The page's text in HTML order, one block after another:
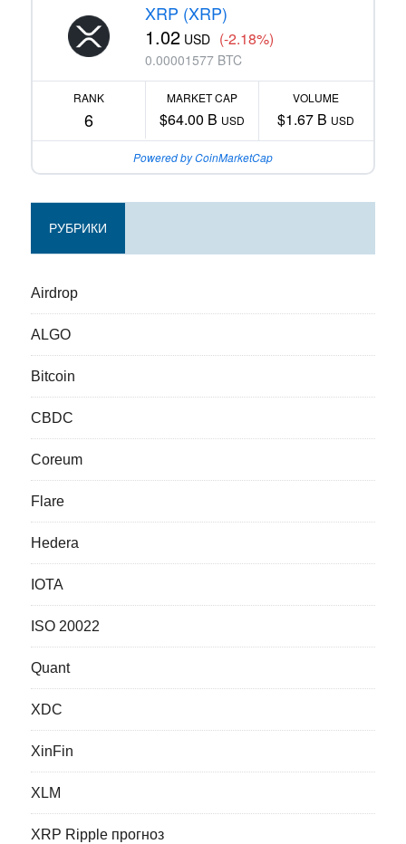
XRP (XRP)
1.02 USD (-2.18%)
0.00001577 BTC
RANK
6
MARKET CAP
$64.00 B USD
VOLUME
$1.67 B USD
Powered by CoinMarketCap
РУБРИКИ
Airdrop
ALGO
Bitcoin
CBDC
Coreum
Flare
Hedera
IOTA
ISO 20022
Quant
XDC
XinFin
XLM
XRP Ripple прогноз